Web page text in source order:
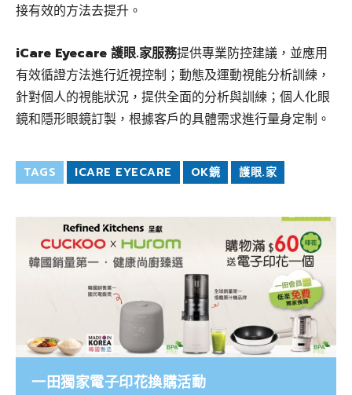
接有效的方法去提升。
iCare Eyecare 護眼.家服務提供專業防控建議，並應用
有效循證方法進行近視控制；動態及運動視能分析訓練，
針對個人的視能狀況，提供全面的分析與訓練；個人化眼
鏡和隱形眼鏡訂製，根據客戶的具體需求進行量身定制。
TAGS ICARE EYECARE OK鏡 護眼.家
一田獨家電子印花換購活動